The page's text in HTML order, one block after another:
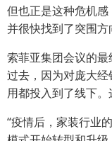
但也正是这种危机感
并很快找到了突围
索菲亚集团会议的
过去，因为对庞大
用都投入到了线下。
“疫情后，家装行业